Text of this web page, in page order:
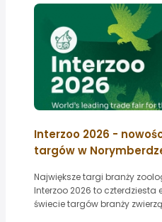
Interzoo 2026 -
targów w
Największe targi branży
Interzoo 2026 to
świecie targów branży